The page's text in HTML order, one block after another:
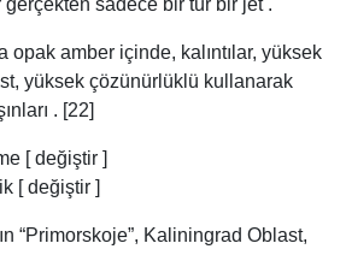
“Primorskoje”, Kaliningrad Oblast,
yaşlı ya da genç kayalarda,
batı sahili Königsberg de Prusya
gelen kaynağı oldu. Dünyanın en
90 hala oldu o bölgede yer
Oblast 1946 yılında Rusya [23]
kehribar parçaları dalgalar